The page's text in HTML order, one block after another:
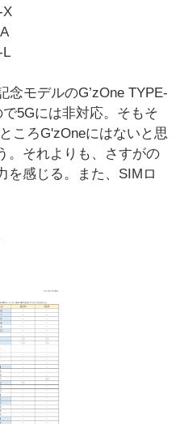
X
L
念モデルのG’zOne TYPE-
5Gには非対応。そもそ
ころG'zOneにはないと思
。それよりも、さすがの
を感じる。また、SIMロ